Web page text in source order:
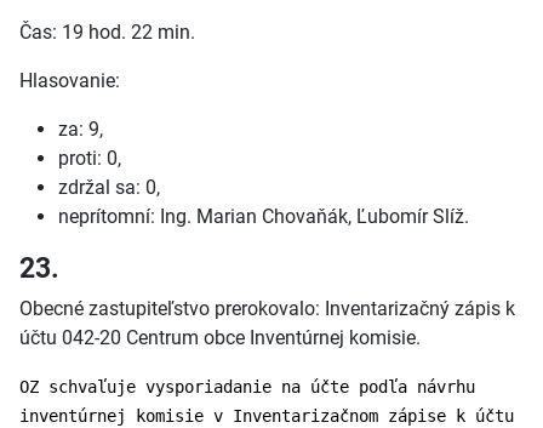
Čas: 19 hod. 22 min.
Hlasovanie:
za: 9,
proti: 0,
zdržal sa: 0,
neprítomní: Ing. Marian Chovaňák, Ľubomír Slíž.
23.
Obecné zastupiteľstvo prerokovalo: Inventarizačný zápis k
účtu 042-20 Centrum obce Inventúrnej komisie.
OZ schvaľuje vysporiadanie na účte podľa návrhu
inventúrnej komisie v Inventarizačnom zápise k účtu